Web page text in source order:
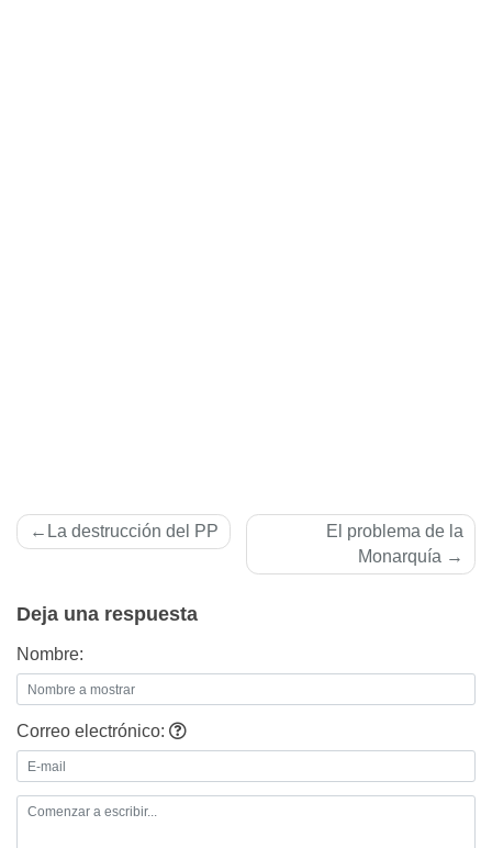
Navegación
La destrucción del PP
El problema de la
Monarquí­a
Deja una respuesta
Nombre:
Correo electrónico: